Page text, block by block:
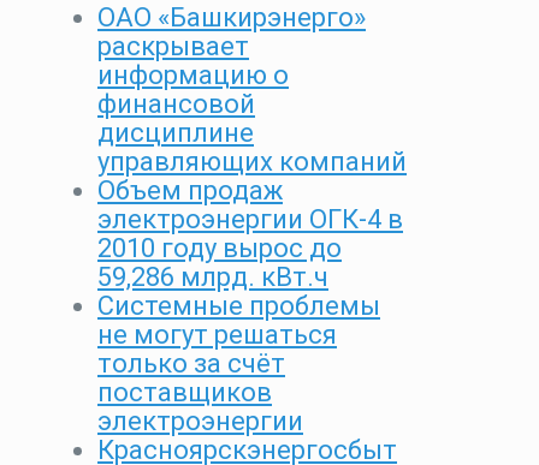
ОАО «Башкирэнерго»
раскрывает
информацию о
финансовой
дисциплине
управляющих компаний
Объем продаж
электроэнергии ОГК-4 в
2010 году вырос до
59,286 млрд. кВт.ч
Системные проблемы
не могут решаться
только за счёт
поставщиков
электроэнергии
Красноярскэнергосбыт